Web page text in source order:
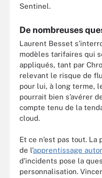
Sentinel.
De nombreuses
Laurent Besset
modèles tarifaires qui
appliqués, tant par
relevant le risque de
pour lui, à long terme,
pourrait bien s’avérer
compte tenu de la
cloud.
Et ce n’est pas tout. La
de l’apprentissage
d’incidents pose la
personnalisation.